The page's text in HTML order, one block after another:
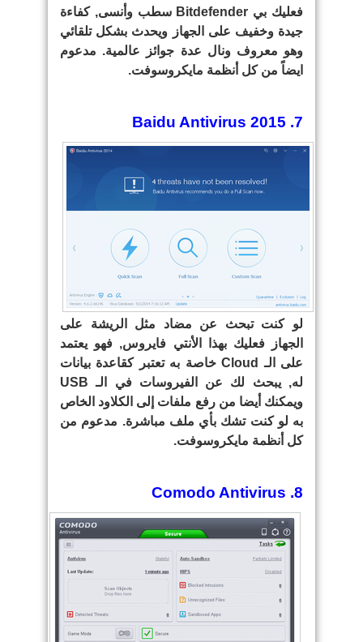
فعليك بي Bitdefender سطب وأنسى, كفاءة
جيدة وخفيف على الجهاز ويحدث بشكل تلقائي
وهو معروف ونال عدة جوائز عالمية. مدعوم
ايضاً من كل أنظمة مايكروسوفت.
7. Baidu Antivirus 2015
لو كنت تبحث عن مضاد مثل الريشة على
الجهاز فعليك بهذا الأنتي فايروس, فهو يعتمد
على الـ Cloud خاصة به تعتبر كقاعدة بيانات
له, يبحث لك عن الفيروسات في الـ USB
ويمكنك أيضا من رفع ملفات إلى الكلاود الخاص
به لو كنت تشك بأي ملف مباشرة. مدعوم من
كل أنظمة مايكروسوفت.
8. Comodo Antivirus